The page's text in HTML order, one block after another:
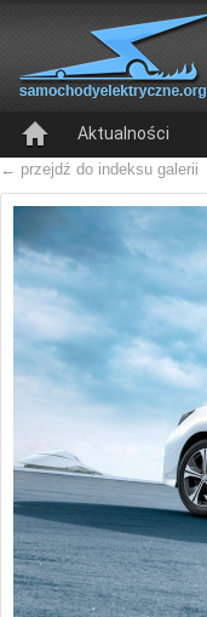
Aktualności
← przejdź do indeksu galerii